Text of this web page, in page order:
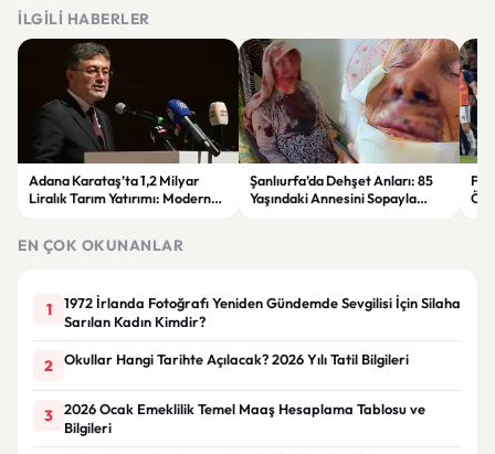
İLGILI HABERLER
Adana Karataş’ta 1,2 Milyar
Liralık Tarım Yatırımı: Modern
Şanlıurfa’da Dehşet Anları: 85
Yaşındaki Annesini Sopayla
EN ÇOK OKUNANLAR
1
1972 İrlanda Fotoğrafı Yeniden Gündemde Sevgilisi İçin Silaha
Sarılan Kadın Kimdir?
2 Okullar Hangi Tarihte Açılacak? 2026 Yılı Tatil Bilgileri
3
2026 Ocak Emeklilik Temel Maaş Hesaplama Tablosu ve
Bilgileri